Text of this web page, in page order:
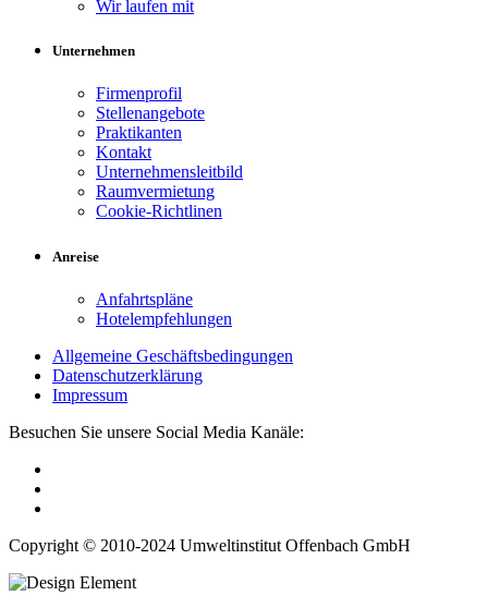
Wir laufen mit
Unternehmen
Firmenprofil
Stellenangebote
Praktikanten
Kontakt
Unternehmensleitbild
Raumvermietung
Cookie-Richtlinen
Anreise
Anfahrtspläne
Hotelempfehlungen
Allgemeine Geschäftsbedingungen
Datenschutzerklärung
Impressum
Besuchen Sie unsere Social Media Kanäle:
Copyright © 2010-2024 Umweltinstitut Offenbach GmbH